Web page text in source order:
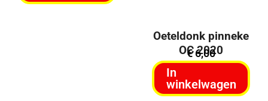
Oeteldonk pinneke
OC 2020
€6,00
In
winkelwagen